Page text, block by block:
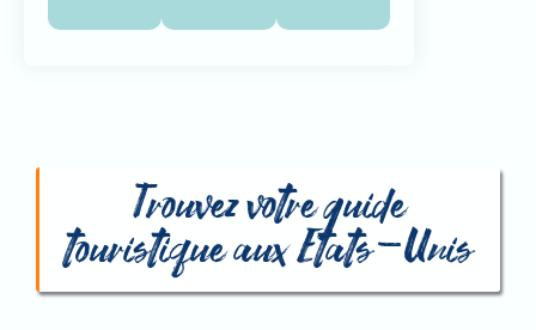
Trouvez votre guide
touristique aux Etats-Unis